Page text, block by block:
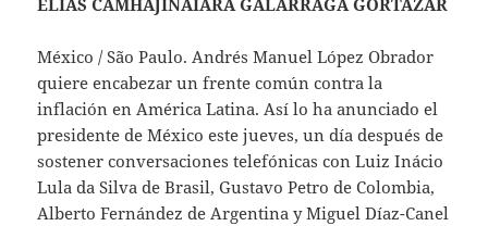
México / São Paulo. Andrés Manuel López Obrador
quiere encabezar un frente común contra la
inflación en América Latina. Así lo ha anunciado el
presidente de México este jueves, un día después de
sostener conversaciones telefónicas con Luiz Inácio
Lula da Silva de Brasil, Gustavo Petro de Colombia,
Alberto Fernández de Argentina y Miguel Díaz-Canel